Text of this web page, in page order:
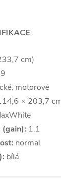
cm)
motorové
× 203,7
(gain): 1.1
normal
bílá